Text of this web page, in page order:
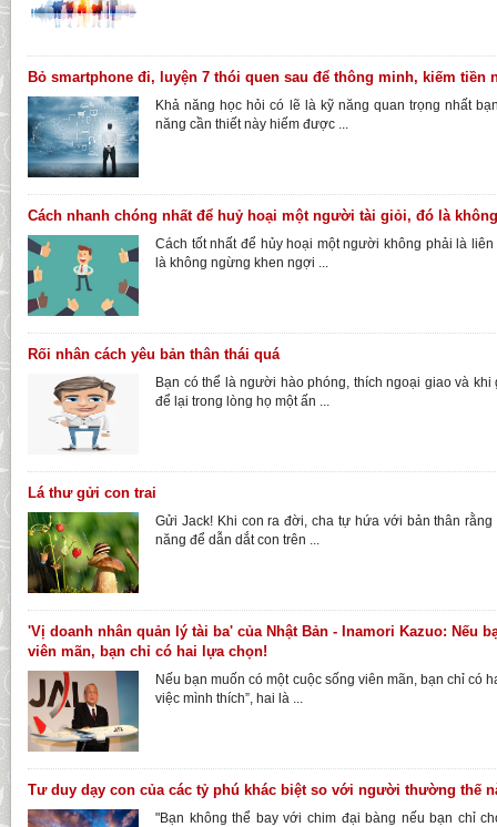
Bỏ smartphone đi, luyện 7 thói quen sau để thông minh, kiếm tiền
Khả năng học hỏi có lẽ là kỹ năng quan trọng nhất
năng cần thiết này hiếm được ...
Cách nhanh chóng nhất để huỷ hoại một người tài giỏi, đó là
Cách tốt nhất để hủy hoại một người không phải là
là không ngừng khen ngợi ...
Rối nhân cách yêu bản thân thái quá
Bạn có thể là người hào phóng, thích ngoại giao và
để lại trong lòng họ một ấn ...
Lá thư gửi con trai
Gửi Jack! Khi con ra đời, cha tự hứa với bản thân
năng để dẫn dắt con trên ...
'Vị doanh nhân quản lý tài ba' của Nhật Bản - Inamori Kazuo: Nếu
viên mãn, bạn chỉ có hai lựa chọn!
Nếu bạn muốn có một cuộc sống viên mãn, bạn chỉ có
việc mình thích”, hai là ...
Tư duy dạy con của các tỷ phú khác biệt so với người thường thế
"Bạn không thể bay với chim đại bàng nếu bạn chỉ